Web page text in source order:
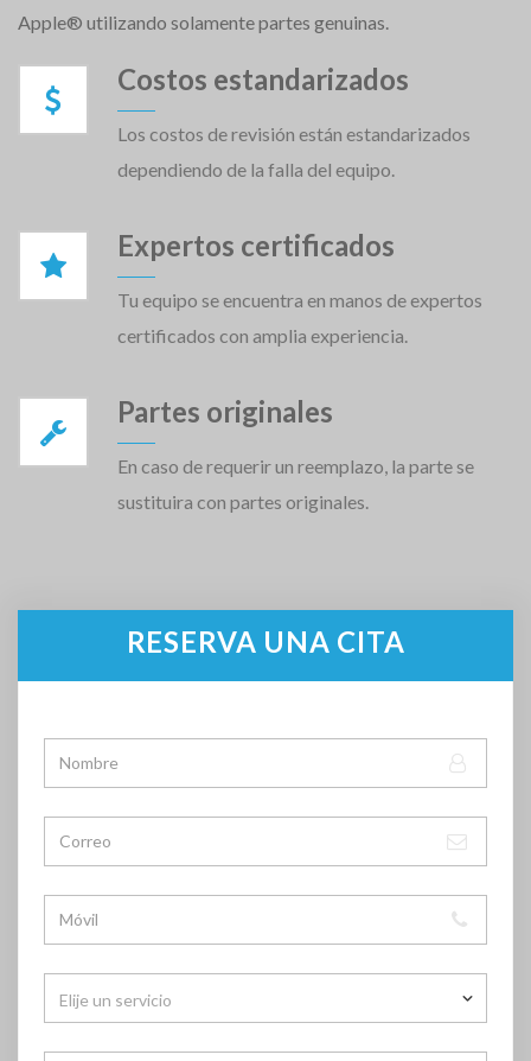
Apple® utilizando solamente partes genuinas.
Costos estandarizados
Los costos de revisión están estandarizados
dependiendo de la falla del equipo.
Expertos certificados
Tu equipo se encuentra en manos de expertos
certificados con amplia experiencia.
Partes originales
En caso de requerir un reemplazo, la parte se
sustituira con partes originales.
RESERVA UNA CITA